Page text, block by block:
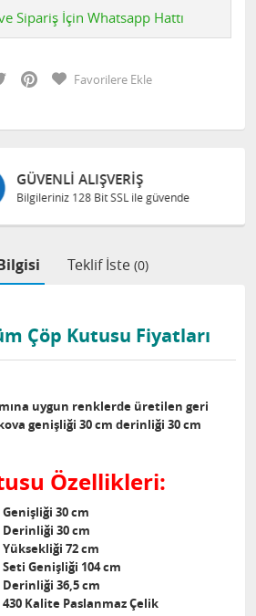
Sipariş İçin Whatsapp Hattı
Twitter PinterestFavorilere Ekle
ALIŞVERIŞ
128 Bit SSL ile güvende
Teklif İste (0)
Çöp Kutusu Fiyatları
uygun renklerde üretilen geri
genişliği 30 cm derinliği 30 cm
Özellikleri:
30 cm
30 cm
72 cm
Genişliği 104 cm
36,5 cm
Kalite Paslanmaz Çelik